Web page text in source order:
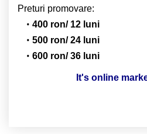
Preturi promovare:
400 ron/ 12 luni
500 ron/ 24 luni
600 ron/ 36 luni
It's online